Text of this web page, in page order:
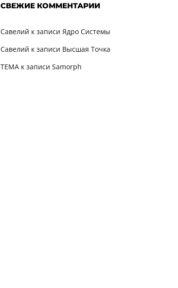
СВЕЖИЕ КОММЕНТАРИИ
Савелий к записи Ядро Системы
Савелий к записи Высшая Точка
TEMAк записи Samorph